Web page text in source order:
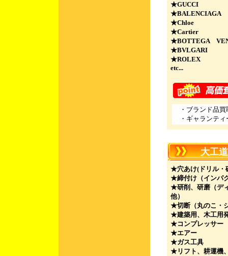
★GUCCI
★BALENCIAGA
★Chloe
★Cartier
★BOTTEGA
★BVLGARI
★ROLEX
etc...
・ブランド品買
・ギャランティ
大工道具
★穴あけ(ドリル・
★締付け（インパ
★研削、研磨（デ
他）
★切断（丸のこ・
★建築用、木工用
★コンプレッサー
★エアー
★ガス工具
★リフト、耕運機